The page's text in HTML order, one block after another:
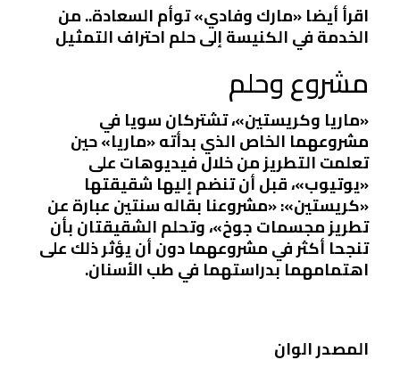
اقرأ أيضا «مارك وفادي» توأم السعادة.. من
الخدمة في الكنيسة إلى حلم احتراف التمثيل
مشروع وحلم
«ماريا وكريستين»، تشتركان سويا في
مشروعهما الخاص الذي بدأته «ماريا» حين
تعلمت التطريز من خلال فيديوهات على
«يوتيوب»، قبل أن تنضم إليها شقيقتها
«كريستين»: «مشروعنا بقاله سنتين عبارة عن
تطريز مجسمات جوخ»، وتحلم الشقيقتان بأن
تنجحا أكثر في مشروعهما دون أن يؤثر ذلك على
اهتمامهما بدراستهما في طب الأسنان.
المصدر الوان